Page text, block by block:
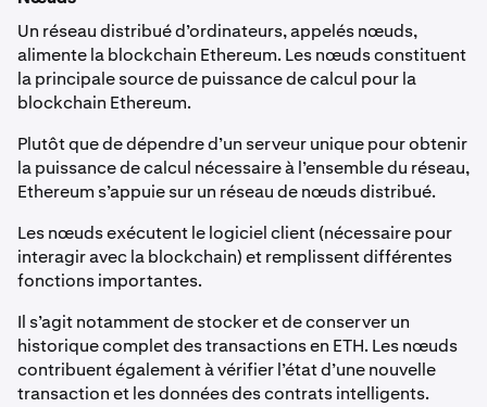
Un réseau distribué d’ordinateurs, appelés nœuds,
alimente la blockchain Ethereum. Les nœuds constituent
la principale source de puissance de calcul pour la
blockchain Ethereum.
Plutôt que de dépendre d’un serveur unique pour obtenir
la puissance de calcul nécessaire à l’ensemble du réseau,
Ethereum s’appuie sur un réseau de nœuds distribué.
Les nœuds exécutent le logiciel client (nécessaire pour
interagir avec la blockchain) et remplissent différentes
fonctions importantes.
Il s’agit notamment de stocker et de conserver un
historique complet des transactions en ETH. Les nœuds
contribuent également à vérifier l’état d’une nouvelle
transaction et les données des contrats intelligents.